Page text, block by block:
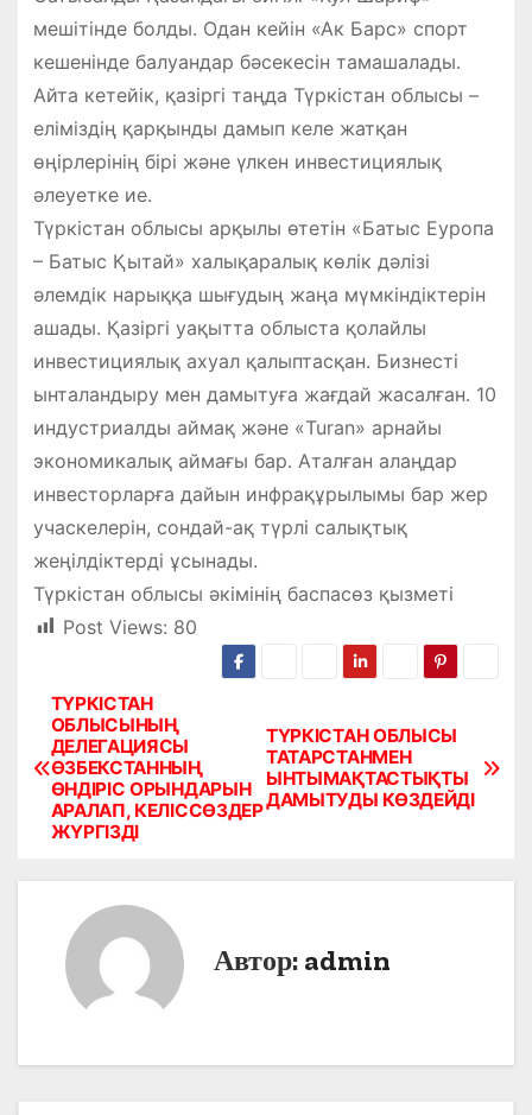
мешітінде болды. Одан кейін «Ак Барс» спорт
кешенінде балуандар бәсекесін тамашалады.
Айта кетейік, қазіргі таңда Түркістан облысы –
еліміздің қарқынды дамып келе жатқан
өңірлерінің бірі және үлкен инвестициялық
әлеуетке ие.
Түркістан облысы арқылы өтетін «Батыс Еуропа
– Батыс Қытай» халықаралық көлік дәлізі
әлемдік нарыққа шығудың жаңа мүмкіндіктерін
ашады. Қазіргі уақытта облыста қолайлы
инвестициялық ахуал қалыптасқан. Бизнесті
ынталандыру мен дамытуға жағдай жасалған. 10
индустриалды аймақ және «Turan» арнайы
экономикалық аймағы бар. Аталған алаңдар
инвесторларға дайын инфрақұрылымы бар жер
учаскелерін, сондай-ақ түрлі салықтық
жеңілдіктерді ұсынады.
Түркістан облысы әкімінің баспасөз қызметі
Post Views: 80
Н
а
в
ТҮРКІСТАН ОБЛЫСЫ
ТАТАРСТАНМЕН
ЫНТЫМАҚТАСТЫҚТЫ
ДАМЫТУДЫ КӨЗДЕЙДІ
ТҮРКІСТАН
ОБЛЫСЫНЫҢ
ДЕЛЕГАЦИЯСЫ
ӨЗБЕКСТАННЫҢ
ӨНДІРІС ОРЫНДАРЫН
АРАЛАП, КЕЛІССӨЗДЕР
ЖҮРГІЗДІ
Автор: admin